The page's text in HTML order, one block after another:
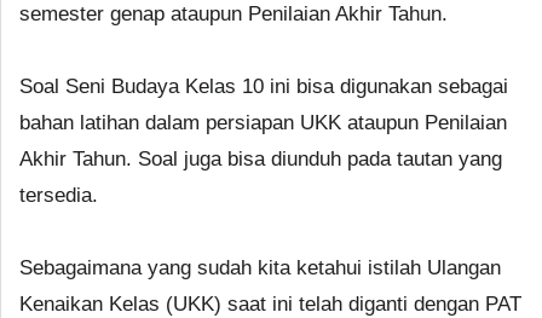
semester genap ataupun Penilaian Akhir Tahun.
Soal Seni Budaya Kelas 10 ini bisa digunakan sebagai
bahan latihan dalam persiapan UKK ataupun Penilaian
Akhir Tahun. Soal juga bisa diunduh pada tautan yang
tersedia.
Sebagaimana yang sudah kita ketahui istilah Ulangan
Kenaikan Kelas (UKK) saat ini telah diganti dengan PAT